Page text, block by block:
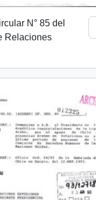
N° 85 del
Relaciones